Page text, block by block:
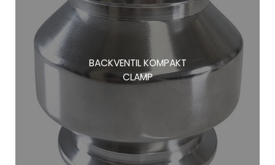
BACKVENTIL KOMPAKT
CLAMP